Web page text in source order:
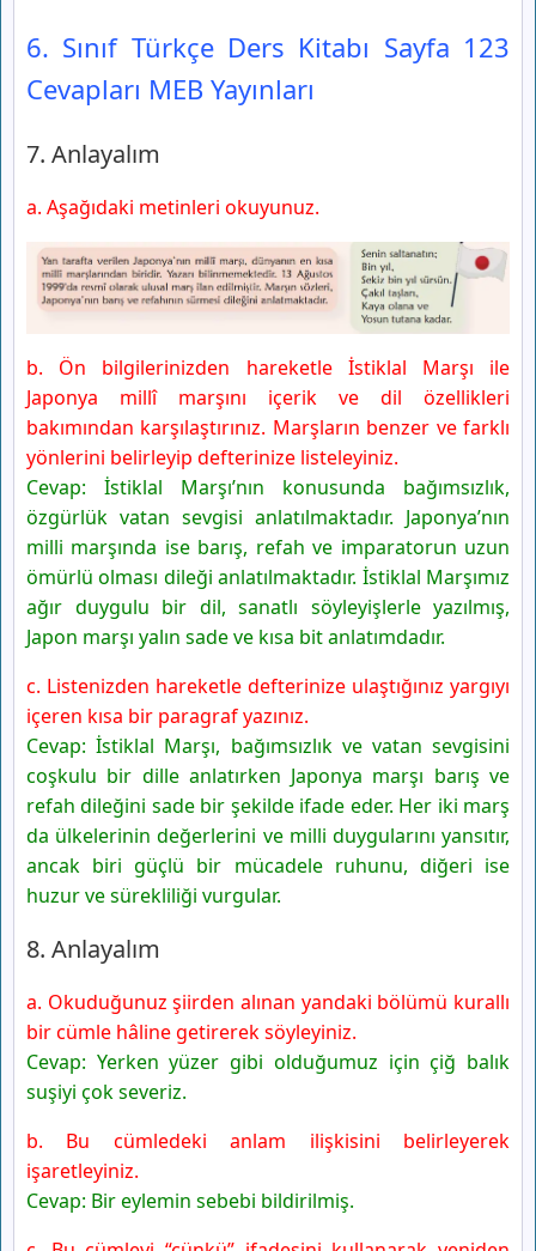
6. Sınıf Türkçe Ders Kitabı Sayfa 123
Cevapları MEB Yayınları
7. Anlayalım
a. Aşağıdaki metinleri okuyunuz.
b. Ön bilgilerinizden hareketle İstiklal Marşı ile
Japonya millî marşını içerik ve dil özellikleri
bakımından karşılaştırınız. Marşların benzer ve farklı
yönlerini belirleyip defterinize listeleyiniz.
Cevap: İstiklal Marşı’nın konusunda bağımsızlık,
özgürlük vatan sevgisi anlatılmaktadır. Japonya’nın
milli marşında ise barış, refah ve imparatorun uzun
ömürlü olması dileği anlatılmaktadır. İstiklal Marşımız
ağır duygulu bir dil, sanatlı söyleyişlerle yazılmış,
Japon marşı yalın sade ve kısa bit anlatımdadır.
c. Listenizden hareketle defterinize ulaştığınız yargıyı
içeren kısa bir paragraf yazınız.
Cevap: İstiklal Marşı, bağımsızlık ve vatan sevgisini
coşkulu bir dille anlatırken Japonya marşı barış ve
refah dileğini sade bir şekilde ifade eder. Her iki marş
da ülkelerinin değerlerini ve milli duygularını yansıtır,
ancak biri güçlü bir mücadele ruhunu, diğeri ise
huzur ve sürekliliği vurgular.
8. Anlayalım
a. Okuduğunuz şiirden alınan yandaki bölümü kurallı
bir cümle hâline getirerek söyleyiniz.
Cevap: Yerken yüzer gibi olduğumuz için çiğ balık
suşiyi çok severiz.
b. Bu cümledeki anlam ilişkisini belirleyerek
işaretleyiniz.
Cevap: Bir eylemin sebebi bildirilmiş.